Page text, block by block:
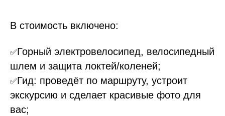
В стоимость включено:
✅Горный электровелосипед, велосипедный
шлем и защита локтей/коленей;
✅Гид: проведёт по маршруту, устроит
экскурсию и сделает красивые фото для
вас;